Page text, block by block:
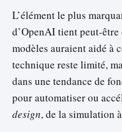
L’élément le plus
d’OpenAI tient peut-être
modèles auraient aidé à
technique reste limité,
dans une tendance de
pour automatiser ou
design, de la simulation